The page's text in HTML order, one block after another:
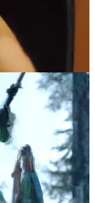
“Moby